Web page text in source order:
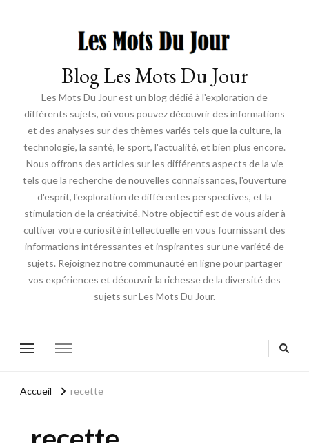
Blog Les Mots Du Jour
Les Mots Du Jour est un blog dédié à l'exploration de
différents sujets, où vous pouvez découvrir des informations
et des analyses sur des thèmes variés tels que la culture, la
technologie, la santé, le sport, l'actualité, et bien plus encore.
Nous offrons des articles sur les différents aspects de la vie
tels que la recherche de nouvelles connaissances, l'ouverture
d'esprit, l'exploration de différentes perspectives, et la
stimulation de la créativité. Notre objectif est de vous aider à
cultiver votre curiosité intellectuelle en vous fournissant des
informations intéressantes et inspirantes sur une variété de
sujets. Rejoignez notre communauté en ligne pour partager
vos expériences et découvrir la richesse de la diversité des
sujets sur Les Mots Du Jour.
Accueil recette